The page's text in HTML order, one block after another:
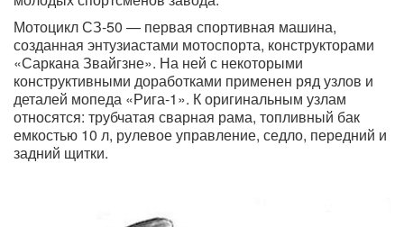
Мотоцикл СЗ-50 — первая спортивная машина,
созданная энтузиастами мотоспорта, конструкторами
«Саркана Звайгзне». На ней с некоторыми
конструктивными доработками применен ряд узлов и
деталей мопеда «Рига-1». К оригинальным узлам
относятся: трубчатая сварная рама, топливный бак
емкостью 10 л, рулевое управление, седло, передний и
задний щитки.